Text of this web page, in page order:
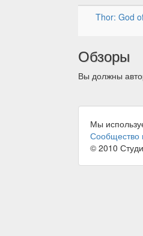
Thor: God
Обзоры
Вы должны
Мы
Сообщество
© 2010